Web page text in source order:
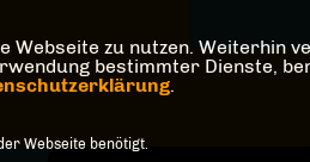
* Pflichtfeld!
Webseite zu nutzen.
bestimmter Dienste,
.
Webseite benötigt.